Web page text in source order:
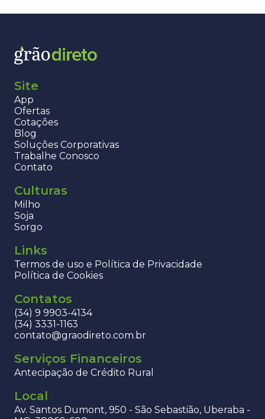
Site
App
Ofertas
Cotações
Blog
Soluções Corporativas
Trabalhe Conosco
Contato
Culturas
Milho
Soja
Sorgo
Links
Termos de uso e Política de Privacidade
Política de Cookies
Contatos
(34) 9 9903-4134
(34) 3331-1163
contato@graodireto.com.br
Serviços Financeiros
Antecipação de Crédito Rural
Local
Av. Santos Dumont, 950 - São Sebastião, Uberaba -